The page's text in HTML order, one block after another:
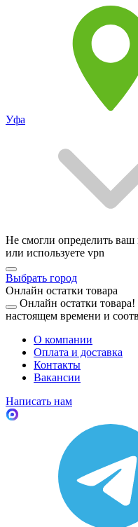
Уфа
Не смогли определить
или используете vpn
Выбрать город
Онлайн остатки товара
Онлайн остатки товара!
настоящем времени и
О компании
Оплата и доставка
Контакты
Вакансии
Написать нам